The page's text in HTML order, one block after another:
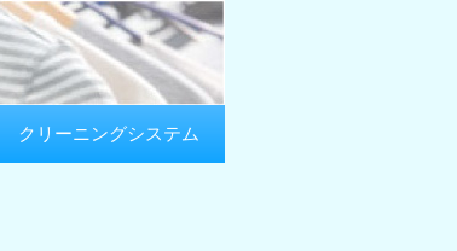
クリーニングシステム